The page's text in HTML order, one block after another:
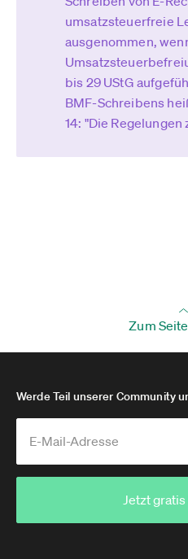
umsatzsteuerfreie
ausgenommen,
bis 29 UStG
BMF-Schreibens
14: "Die
Zum
Werde Teil unserer Community
Jetzt